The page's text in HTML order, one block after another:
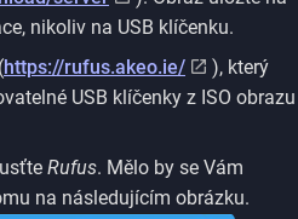
nikoliv na USB klíčenku.
(https://rufus.akeo.ie/
), který
USB klíčenky z ISO obrazu
Rufus. Mělo by se Vám
na následujícím obrázku.